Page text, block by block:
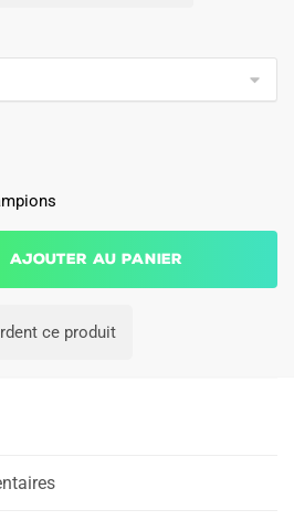
Ajouter au panier
ce produit